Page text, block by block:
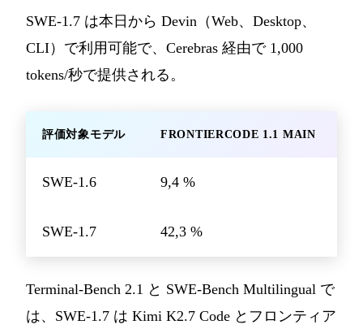
SWE-1.7 は本日から Devin（Web、Desktop、
CLI）で利用可能で、Cerebras 経由で 1,000
tokens/秒で提供される。
評価対象モデル FRONTIERCODE 1.1 MAIN
SWE-1.6 9,4 %
SWE-1.7 42,3 %
Terminal-Bench 2.1 と SWE-Bench Multilingual で
は、SWE-1.7 は Kimi K2.7 Code とフロンティア